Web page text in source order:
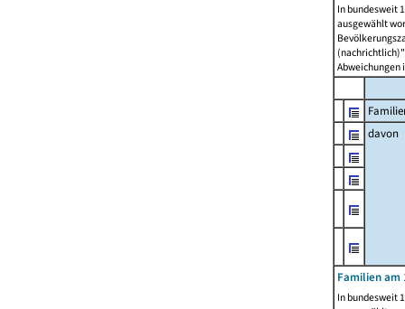
In bundesweit
ausgewählt
Abweichungen
davon
Familien am
In bundesweit